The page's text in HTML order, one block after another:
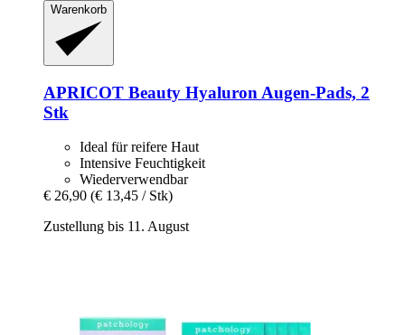
Warenkorb
APRICOT Beauty Hyaluron Augen‑Pads, 2
Stk
Ideal für reifere Haut
Intensive Feuchtigkeit
Wiederverwendbar
€ 26,90 (€ 13,45 / Stk)
Zustellung bis 11. August